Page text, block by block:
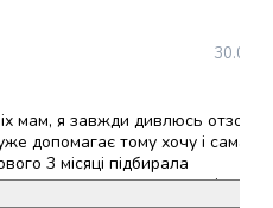
мам, я завжди дивлюсь отзови
допомагає тому хочу і сама
3 місяці підбирала
звернули увагу саме на ці